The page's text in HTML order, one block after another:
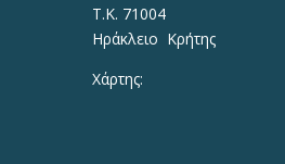
Τ.Κ. 71004
Ηράκλειο Κρήτης
Χάρτης: